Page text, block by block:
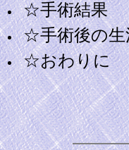
☆手術結果
☆手術後の生
☆おわりに